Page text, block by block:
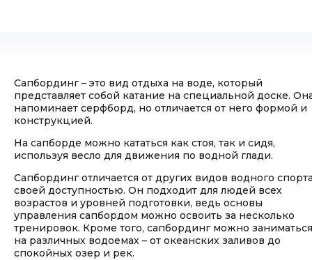
Сапбординг – это вид отдыха на воде, который
представляет собой катание на специальной доске.
напоминает серфборд, но отличается от него формой и
конструкцией.
На сапборде можно кататься как стоя, так и сидя,
используя весло для движения по водной глади.
Сапбординг отличается от других видов водного
своей доступностью. Он подходит для людей всех
возрастов и уровней подготовки, ведь основы
управления сапбордом можно освоить за несколько
тренировок. Кроме того, сапбординг можно заниматься
на различных водоемах – от океанских заливов до
спокойных озер и рек.